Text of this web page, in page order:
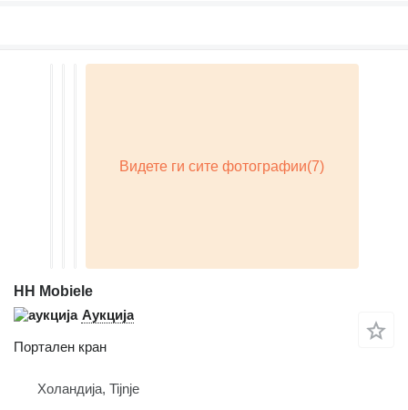
HH Mobiele
Аукција
Портален кран
Холандија, Tijnje